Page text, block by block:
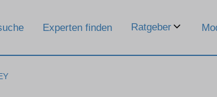
Experten finden Ratgeber